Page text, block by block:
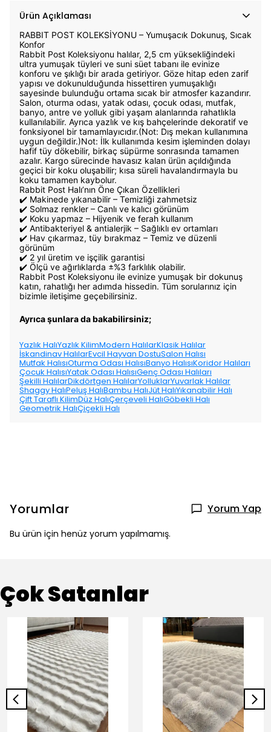
Ürün Açıklaması
RABBIT POST KOLEKSİYONU – Yumuşacık Dokunuş, Sıcak
Konfor
Rabbit Post Koleksiyonu halılar, 2,5 cm yüksekliğindeki
ultra yumuşak tüyleri ve suni süet tabanı ile evinize
konforu ve şıklığı bir arada getiriyor. Göze hitap eden zarif
yapısı ve dokunulduğunda hissettiren yumuşaklığı
sayesinde bulunduğu ortama sıcak bir atmosfer kazandırır.
Salon, oturma odası, yatak odası, çocuk odası, mutfak,
banyo, antre ve yolluk gibi yaşam alanlarında rahatlıkla
kullanılabilir. Ayrıca yazlık ve kış bahçelerinde dekoratif ve
fonksiyonel bir tamamlayıcıdır.(Not: Dış mekan kullanımına
uygun değildir.)Not: İlk kullanımda kesim işleminden dolayı
hafif tüy dökebilir, birkaç süpürme sonrasında tamamen
azalır. Kargo sürecinde havasız kalan ürün açıldığında
geçici bir koku oluşabilir; kısa süreli havalandırmayla bu
koku tamamen kaybolur.
Rabbit Post Halı’nın Öne Çıkan Özellikleri
✔️ Makinede yıkanabilir – Temizliği zahmetsiz
✔️ Solmaz renkler – Canlı ve kalıcı görünüm
✔️ Koku yapmaz – Hijyenik ve ferah kullanım
✔️ Antibakteriyel & antialerjik – Sağlıklı ev ortamları
✔️ Hav çıkarmaz, tüy bırakmaz – Temiz ve düzenli
görünüm
✔️ 2 yıl üretim ve işçilik garantisi
✔️ Ölçü ve ağırlıklarda ±%3 farklılık olabilir.
Rabbit Post Koleksiyonu ile evinize yumuşak bir dokunuş
katın, rahatlığı her adımda hissedin. Tüm sorularınız için
bizimle iletişime geçebilirsiniz.
Ayrıca şunlara da bakabilirsiniz;
Yazlık HalıYazlık KilimModern HalılarKlasik Halılar
İskandinav HalılarEvcil Hayvan DostuSalon Halısı
Mutfak HalısıOturma Odası HalısıBanyo HalısıKoridor Halıları
Çocuk HalısıYatak Odası HalısıGenç Odası Halıları
Şekilli HalılarDikdörtgen HalılarYolluklarYuvarlak Halılar
Shaggy HalıPeluş HalıBambu HalıJüt HalıYıkanabilir Halı
Çift Taraflı KilimDüz HalıÇerçeveli HalıGöbekli Halı
Geometrik HalıÇiçekli Halı
Yorumlar Yorum Yap
Bu ürün için henüz yorum yapılmamış.
Çok Satanlar